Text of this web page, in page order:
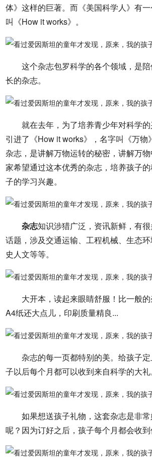
体》这样的巨著。而《美国科学人》有
叫《How it works》。
这个杂志包罗科学的各个领域，是
长的杂志。
就在去年，为了培养青少年对科学
引进了《How it works》，名字叫《万物
杂志，是讲解万物运转的秘密，讲解万
家希望通过这本优秀的杂志，培养孩子
子的学习兴趣。
杂志知识涉猎广泛，资讯新鲜，有
话题，涉及交通运输、工程机械、生态
史人文等等。
大开本，读起来眼睛舒服！比一般
A4纸还大点儿，印刷质量精良...
杂志的每一页都特别的美。给孩子
子以后每个月都可以收到来自科学的大礼
如果想送孩子礼物，这套杂志是非
呢？因为订好之后，孩子每个月都会收到